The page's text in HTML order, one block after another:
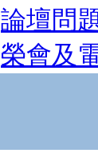
論壇問
榮會及